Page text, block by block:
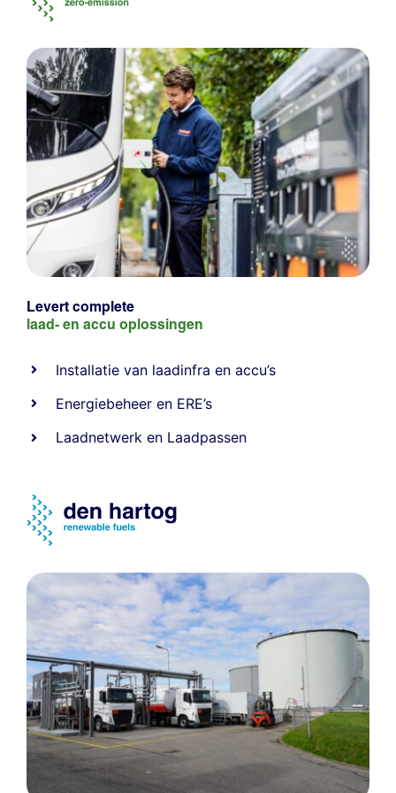
Levert complete
laad- en accu oplossingen
Installatie van laadinfra en accu’s
Energiebeheer en ERE’s
Laadnetwerk en Laadpassen